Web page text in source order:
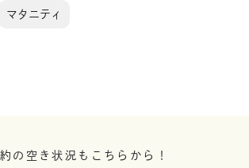
マタニティ
の空き状況もこちらから！